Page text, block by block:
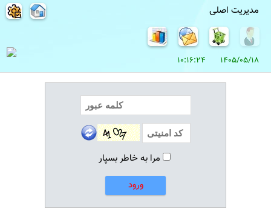
مدیریت اصلی
1405/05/18 10:16:24
مرا به خاطر بسپار